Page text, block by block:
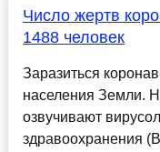
Число жертв
1488 человек
Заразиться
населения Земли.
озвучивают
здравоохранения